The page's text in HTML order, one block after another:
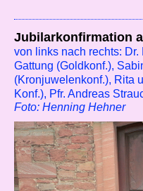
Jubilarkonfirmation
von links nach rechts:
Gattung (Goldkonf.),
(Kronjuwelenkonf.), Rita
Konf.), Pfr. Andreas
Foto: Henning Hehner